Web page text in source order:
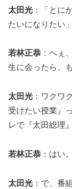
太田光 ：「とに
たいになりたい
若林正恭 ：へぇ
生に会ったら、
太田光 ：ワクワ
受けたい授業』
レで『太田総理
若林正恭 ：はい。
太田光 ：で、番